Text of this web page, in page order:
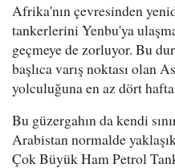
Afrika'nın çevresinden
tankerlerini Yenbu'ya
geçmeye de zorluyor. Bu
başlıca varış noktası olan
yolculuğuna en az dört
Bu güzergahın da kendi
Arabistan normalde
Çok Büyük Ham Petrol